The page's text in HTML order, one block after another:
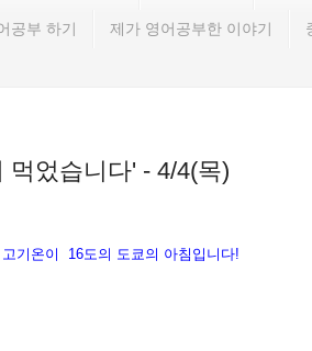
공부 하기 제가 영어공부한 이야기
었습니다' - 4/4(목)
기온이 16도의 도쿄의 아침입니다!